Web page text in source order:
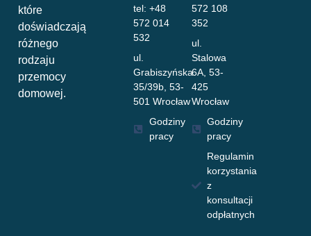
które
doświadczają
różnego
rodzaju
przemocy
domowej.
tel: +48
572 014
532
ul.
Grabiszyńska
35/39b, 53-
501 Wrocław
Godziny
pracy
572 108
352
ul.
Stalowa
6A, 53-
425
Wrocław
Godziny
pracy
Regulamin
korzystania
z
konsultacji
odpłatnych